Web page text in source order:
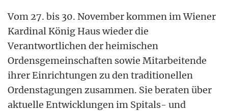
Vom 27. bis 30. November kommen im Wiener
Kardinal König Haus wieder die
Verantwortlichen der heimischen
Ordensgemeinschaften sowie Mitarbeitende
ihrer Einrichtungen zu den traditionellen
Ordenstagungen zusammen. Sie beraten über
aktuelle Entwicklungen im Spitals- und